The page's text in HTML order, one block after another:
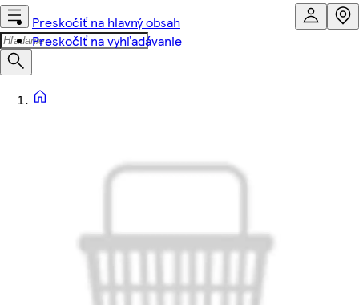
Preskočiť na hlavný obsah
Preskočiť na vyhľadávanie